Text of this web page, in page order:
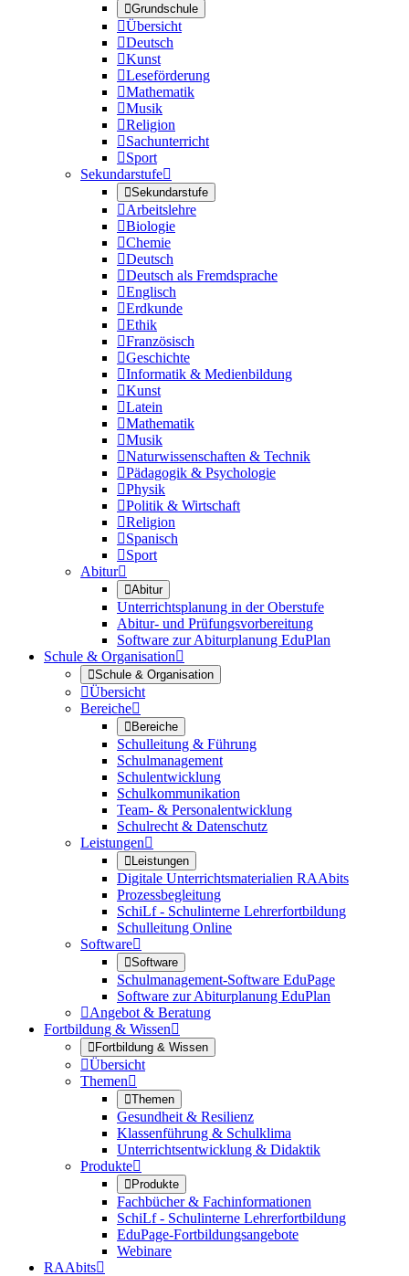
Grundschule
Übersicht
Deutsch
Kunst
Leseförderung
Mathematik
Musik
Religion
Sachunterricht
Sport
Sekundarstufe
Sekundarstufe
Arbeitslehre
Biologie
Chemie
Deutsch
Deutsch als Fremdsprache
Englisch
Erdkunde
Ethik
Französisch
Geschichte
Informatik & Medienbildung
Kunst
Latein
Mathematik
Musik
Naturwissenschaften & Technik
Pädagogik & Psychologie
Physik
Politik & Wirtschaft
Religion
Spanisch
Sport
Abitur
Abitur
Unterrichtsplanung in der Oberstufe
Abitur- und Prüfungsvorbereitung
Software zur Abiturplanung EduPlan
Schule & Organisation
Schule & Organisation
Übersicht
Bereiche
Bereiche
Schulleitung & Führung
Schulmanagement
Schulentwicklung
Schulkommunikation
Team- & Personalentwicklung
Schulrecht & Datenschutz
Leistungen
Leistungen
Digitale Unterrichtsmaterialien RAAbits
Prozessbegleitung
SchiLf - Schulinterne Lehrerfortbildung
Schulleitung Online
Software
Software
Schulmanagement-Software EduPage
Software zur Abiturplanung EduPlan
Angebot & Beratung
Fortbildung & Wissen
Fortbildung & Wissen
Übersicht
Themen
Themen
Gesundheit & Resilienz
Klassenführung & Schulklima
Unterrichtsentwicklung & Didaktik
Produkte
Produkte
Fachbücher & Fachinformationen
SchiLf - Schulinterne Lehrerfortbildung
EduPage-Fortbildungsangebote
Webinare
RAAbits